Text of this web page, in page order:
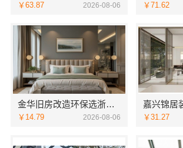
￥63.87 2026-08-06 ￥71.62
金华旧房改造环保选浙江臻美新型建材有限公司
￥14.79 2026-08-06 ￥31.27